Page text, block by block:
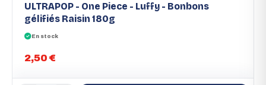
ULTRAPOP - One Piece - Luffy - Bonbons
gélifiés Raisin 180g
En stock
2,50 €